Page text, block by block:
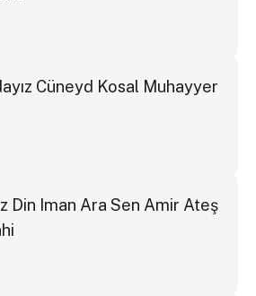
Cüneyd Kosal Muhayyer
Din Iman Ara Sen Amir Ateş